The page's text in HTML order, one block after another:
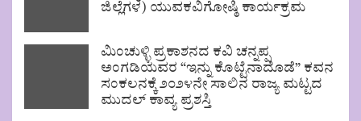
ಜಿಲ್ಲೆಗಳ) ಯುವಕವಿಗೋಷ್ಠಿ ಕಾರ್ಯಕ್ರಮ
ಮಿಂಚುಳ್ಳಿ ಪ್ರಕಾಶನದ ಕವಿ ಚನ್ನಪ್ಪ
ಅಂಗಡಿಯವರ “ಇನ್ನು ಕೊಟ್ಟೆನಾದೊಡೆ” ಕವನ
ಸಂಕಲನಕ್ಕೆ ೨೦೨೪ನೇ ಸಾಲಿನ ರಾಜ್ಯ ಮಟ್ಟದ
ಮುದಲ್ ಕಾವ್ಯ ಪ್ರಶಸ್ತಿ